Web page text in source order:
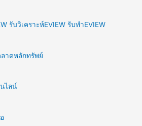
รับวิเคราะห์EVIEW รับทำEVIEW
ลาดหลักทรัพย์
ไลน์